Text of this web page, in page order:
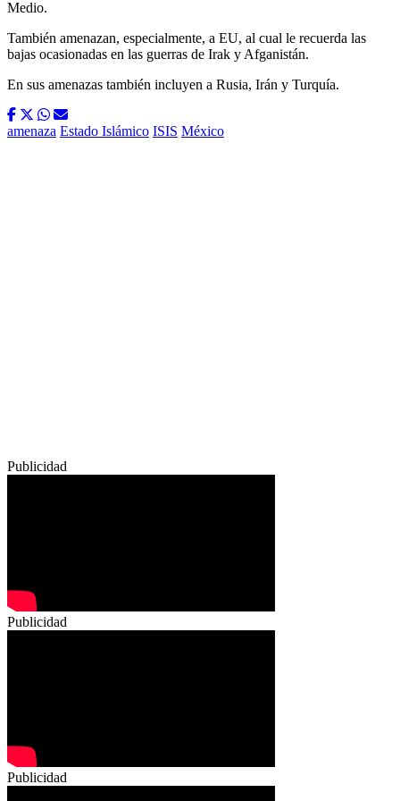
Medio.
También amenazan, especialmente, a EU, al cual le recuerda las
bajas ocasionadas en las guerras de Irak y Afganistán.
En sus amenazas también incluyen a Rusia, Irán y Turquía.
amenaza Estado Islámico ISIS México
Publicidad
Publicidad
Publicidad